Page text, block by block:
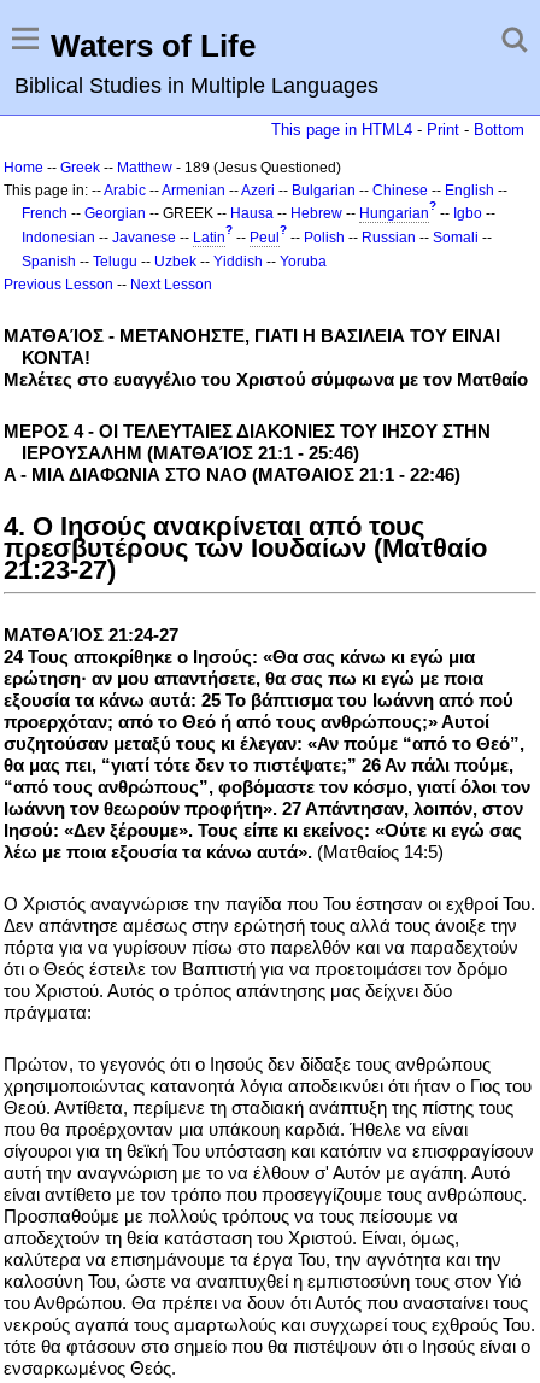
Waters of Life
Biblical Studies in Multiple Languages
This page in HTML4 - Print - Bottom
Home -- Greek -- Matthew - 189 (Jesus Questioned)
This page in: --Arabic --Armenian --Azeri -- Bulgarian -- Chinese -- English --
French -- Georgian -- GREEK -- Hausa -- Hebrew -- Hungarian? -- Igbo --
Indonesian -- Javanese -- Latin? -- Peul ? -- Polish -- Russian -- Somali --
Spanish -- Telugu -- Uzbek -- Yiddish -- Yoruba
Previous Lesson -- Next Lesson
ΜΑΤΘΑΊΟΣ - ΜΕΤΑΝΟΗΣΤΕ, ΓΙΑΤΙ H ΒΑΣΙΛΕΙΑ ΤΟΥ ΕΙΝΑΙ
ΚΟΝΤΑ!
Μελέτες στο ευαγγέλιο του Χριστού σύμφωνα με τον Ματθαίο
ΜΕΡΟΣ 4 - ΟΙ ΤΕΛΕΥΤΑΙΕΣ ΔΙΑΚΟΝΙΕΣ ΤΟΥ ΙΗΣΟΥ ΣΤΗΝ
ΙΕΡΟΥΣΑΛΗΜ (ΜΑΤΘΑΊΟΣ 21:1 - 25:46)
A - ΜΙΑ ΔΙΑΦΩΝΙΑ ΣΤΟ ΝΑΟ (ΜΑΤΘΑΙΟΣ 21:1 - 22:46)
4. Ο Ιησούς ανακρίνεται από τους
πρεσβυτέρους των Ιουδαίων (Ματθαίο
21:23-27)
ΜΑΤΘΑΊΟΣ 21:24-27
24 Τους αποκρίθηκε ο Ιησούς: «Θα σας κάνω κι εγώ μια
ερώτηση· αν μου απαντήσετε, θα σας πω κι εγώ με ποια
εξουσία τα κάνω αυτά: 25 Το βάπτισμα του Ιωάννη από πού
προερχόταν; από το Θεό ή από τους ανθρώπους;» Αυτοί
συζητούσαν μεταξύ τους κι έλεγαν: «Αν πούμε “από το Θεό”,
θα μας πει, “γιατί τότε δεν το πιστέψατε;” 26 Αν πάλι πούμε,
“από τους ανθρώπους”, φοβόμαστε τον κόσμο, γιατί όλοι τον
Ιωάννη τον θεωρούν προφήτη». 27 Απάντησαν, λοιπόν, στον
Ιησού: «Δεν ξέρουμε». Τους είπε κι εκείνος: «Ούτε κι εγώ σας
λέω με ποια εξουσία τα κάνω αυτά». (Ματθαίος 14:5)
Ο Χριστός αναγνώρισε την παγίδα που Του έστησαν οι εχθροί Του.
Δεν απάντησε αμέσως στην ερώτησή τους αλλά τους άνοιξε την
πόρτα για να γυρίσουν πίσω στο παρελθόν και να παραδεχτούν
ότι ο Θεός έστειλε τον Βαπτιστή για να προετοιμάσει τον δρόμο
του Χριστού. Αυτός ο τρόπος απάντησης μας δείχνει δύο
πράγματα:
Πρώτον, το γεγονός ότι ο Ιησούς δεν δίδαξε τους ανθρώπους
χρησιμοποιώντας κατανοητά λόγια αποδεικνύει ότι ήταν ο Γιος του
Θεού. Αντίθετα, περίμενε τη σταδιακή ανάπτυξη της πίστης τους
που θα προέρχονταν μια υπάκουη καρδιά. Ήθελε να είναι
σίγουροι για τη θεϊκή Του υπόσταση και κατόπιν να επισφραγίσουν
αυτή την αναγνώριση με το να έλθουν σ' Αυτόν με αγάπη. Αυτό
είναι αντίθετο με τον τρόπο που προσεγγίζουμε τους ανθρώπους.
Προσπαθούμε με πολλούς τρόπους να τους πείσουμε να
αποδεχτούν τη θεία κατάσταση του Χριστού. Είναι, όμως,
καλύτερα να επισημάνουμε τα έργα Του, την αγνότητα και την
καλοσύνη Του, ώστε να αναπτυχθεί η εμπιστοσύνη τους στον Υιό
του Ανθρώπου. Θα πρέπει να δουν ότι Αυτός που ανασταίνει τους
νεκρούς αγαπά τους αμαρτωλούς και συγχωρεί τους εχθρούς Του.
τότε θα φτάσουν στο σημείο που θα πιστέψουν ότι ο Ιησούς είναι ο
ενσαρκωμένος Θεός.